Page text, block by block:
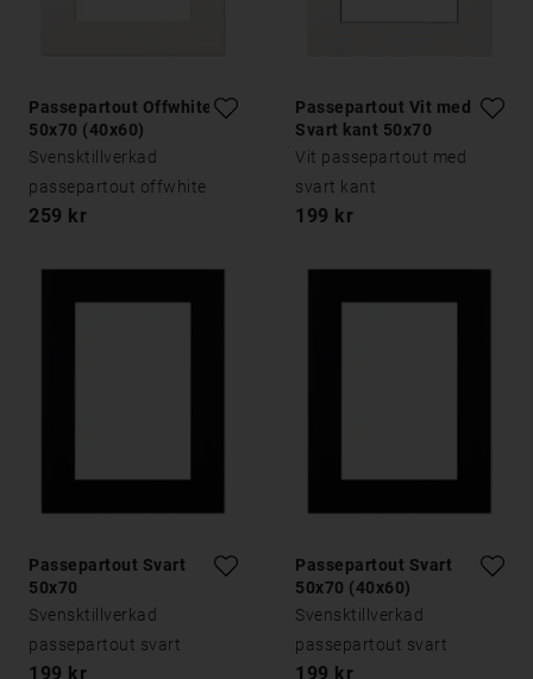
Passepartout Offwhite
50x70 (40x60)
Svensktillverkad
passepartout offwhite
259 kr
Passepartout Vit med
Svart kant 50x70
Vit passepartout med
svart kant
199 kr
Passepartout Svart
50x70
Svensktillverkad
passepartout svart
199 kr
Passepartout Svart
50x70 (40x60)
Svensktillverkad
passepartout svart
199 kr